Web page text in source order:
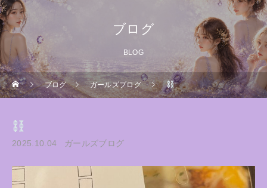
ブログ
BLOG
ブログ ガールズブログ
2025.10.04 ガールズブログ